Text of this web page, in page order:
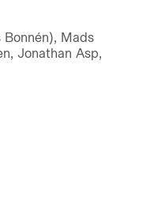
Mads
Jonathan Asp,